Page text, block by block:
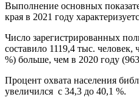
Выполнение основных
края в 2021 году
Число зарегистрированных
составило 1119,4 тыс. человек,
%) больше, чем в 2020 году
Процент охвата населения
увеличился с 34,3 до 40,1 %.